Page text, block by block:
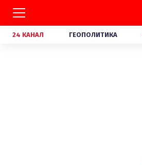
24 КАНАЛ ГЕОПОЛИТИКА